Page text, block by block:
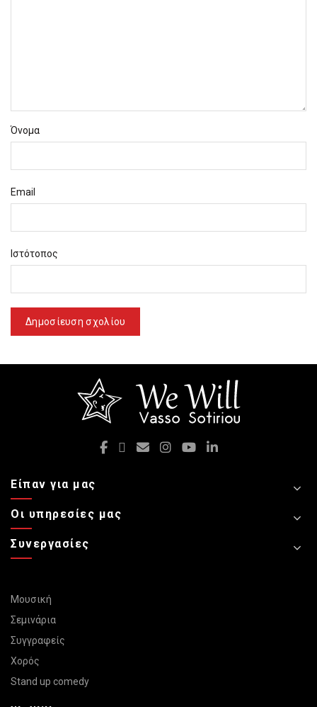
Όνομα
Email
Ιστότοπος
Είπαν για μας
Οι υπηρεσίες μας
Συνεργασίες
Μουσική
Σεμινάρια
Συγγραφείς
Χορός
Stand up comedy